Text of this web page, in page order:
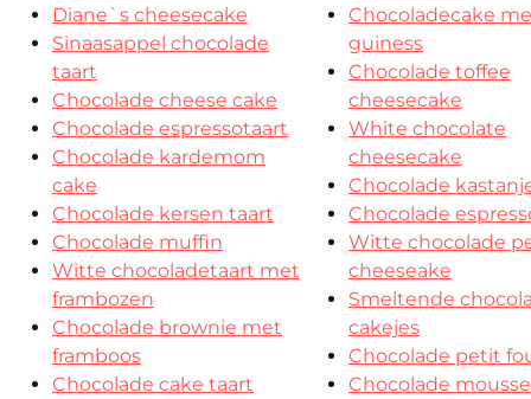
Diane`s cheesecake
Sinaasappel chocolade
taart
Chocolade cheese cake
Chocolade espressotaart
Chocolade kardemom
cake
Chocolade kersen taart
Chocolade muffin
Witte chocoladetaart met
frambozen
Chocolade brownie met
framboos
Chocolade cake taart
Chocoladecake
guiness
Chocolade toffee
cheesecake
White chocolate
cheesecake
Chocolade
Chocolade
Witte chocolade
cheeseake
Smeltende
cakejes
Chocolade petit
Chocolade